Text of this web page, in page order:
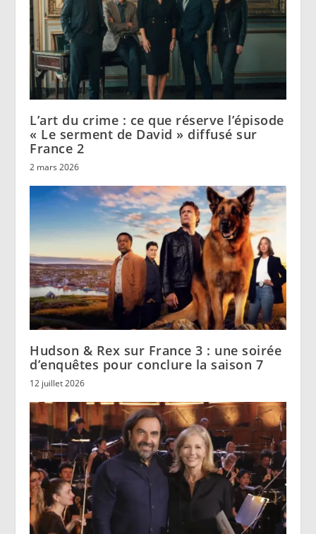
L’art du crime : ce que réserve l’épisode
« Le serment de David » diffusé sur
France 2
2 mars 2026
Hudson & Rex sur France 3 : une soirée
d’enquêtes pour conclure la saison 7
12 juillet 2026